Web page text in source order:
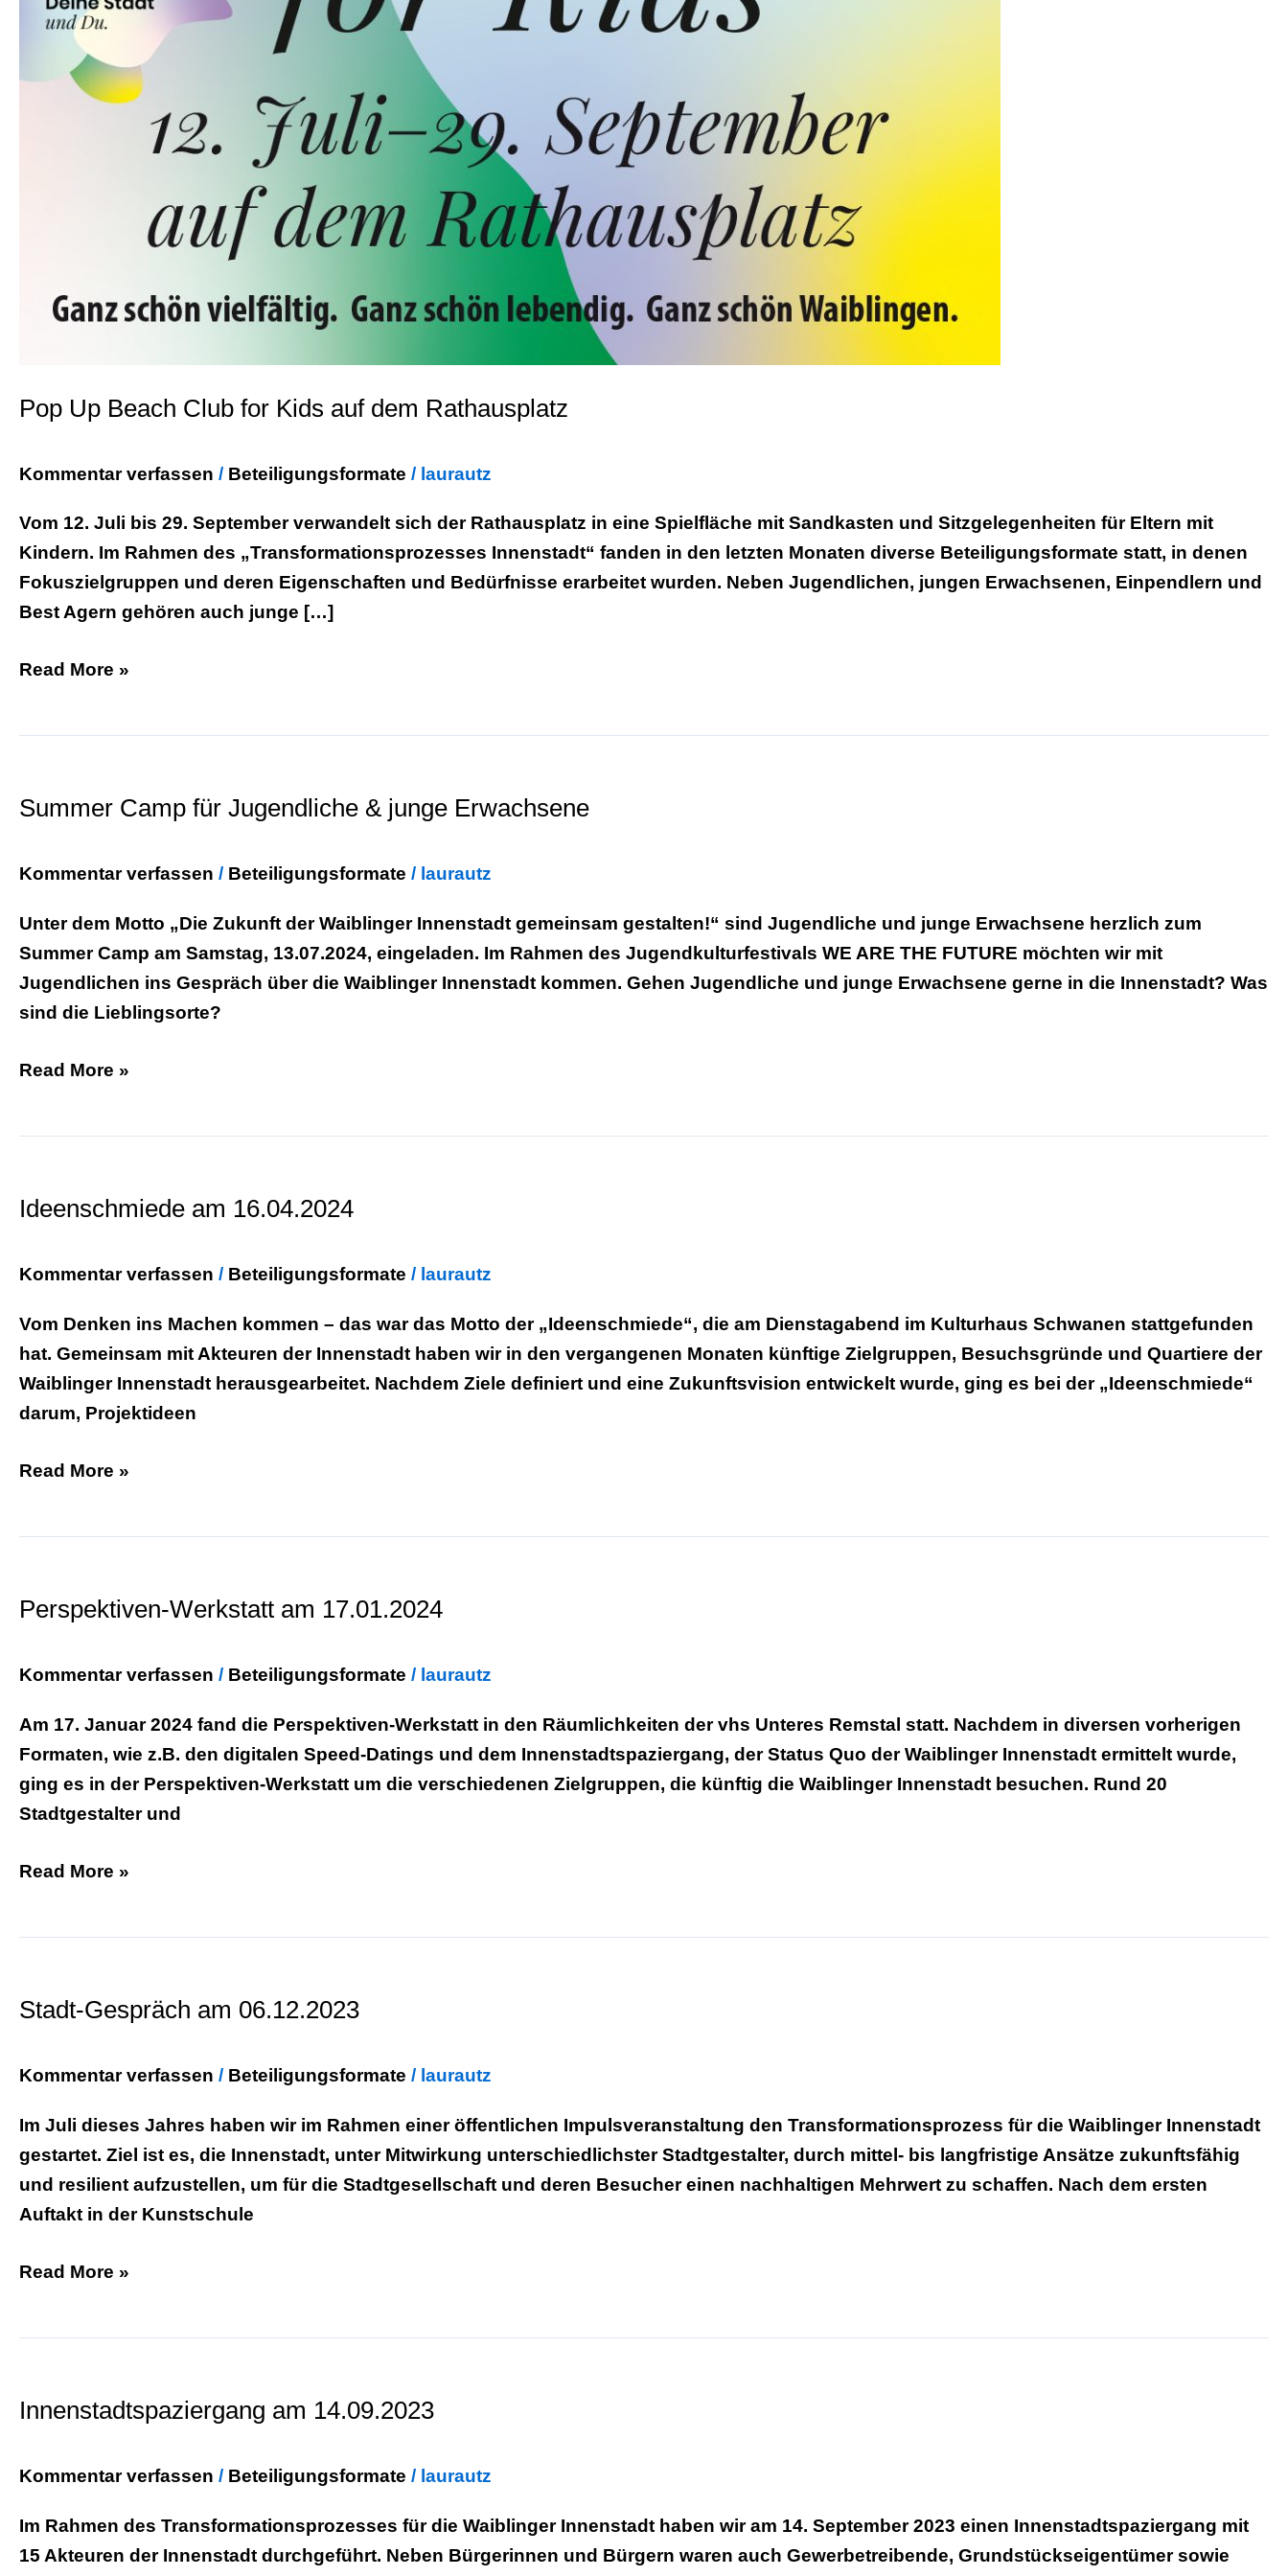
Pop Up Beach Club for Kids auf dem Rathausplatz
Kommentar verfassen / Beteiligungsformate / laurautz
Vom 12. Juli bis 29. September verwandelt sich der Rathausplatz in eine Spielfläche mit Sandkasten und Sitzgelegenheiten für Eltern mit
Kindern. Im Rahmen des „Transformationsprozesses Innenstadt“ fanden in den letzten Monaten diverse Beteiligungsformate statt, in denen
Fokuszielgruppen und deren Eigenschaften und Bedürfnisse erarbeitet wurden. Neben Jugendlichen, jungen Erwachsenen, Einpendlern und
Best Agern gehören auch junge […]
Read More »
Summer Camp für Jugendliche & junge Erwachsene
Kommentar verfassen / Beteiligungsformate / laurautz
Unter dem Motto „Die Zukunft der Waiblinger Innenstadt gemeinsam gestalten!“ sind Jugendliche und junge Erwachsene herzlich zum
Summer Camp am Samstag, 13.07.2024, eingeladen. Im Rahmen des Jugendkulturfestivals WE ARE THE FUTURE möchten wir mit
Jugendlichen ins Gespräch über die Waiblinger Innenstadt kommen. Gehen Jugendliche und junge Erwachsene gerne in die Innenstadt? Was
sind die Lieblingsorte?
für
&
Erwachsene
Read More »
Ideenschmiede am 16.04.2024
Kommentar verfassen / Beteiligungsformate / laurautz
Vom Denken ins Machen kommen – das war das Motto der „Ideenschmiede“, die am Dienstagabend im Kulturhaus Schwanen stattgefunden
hat. Gemeinsam mit Akteuren der Innenstadt haben wir in den vergangenen Monaten künftige Zielgruppen, Besuchsgründe und Quartiere der
Waiblinger Innenstadt herausgearbeitet. Nachdem Ziele definiert und eine Zukunftsvision entwickelt wurde, ging es bei der „Ideenschmiede“
darum, Projektideen
16.04.2024
Read More »
Perspektiven-Werkstatt am 17.01.2024
Kommentar verfassen / Beteiligungsformate / laurautz
Am 17. Januar 2024 fand die Perspektiven-Werkstatt in den Räumlichkeiten der vhs Unteres Remstal statt. Nachdem in diversen vorherigen
Formaten, wie z.B. den digitalen Speed-Datings und dem Innenstadtspaziergang, der Status Quo der Waiblinger Innenstadt ermittelt wurde,
ging es in der Perspektiven-Werkstatt um die verschiedenen Zielgruppen, die künftig die Waiblinger Innenstadt besuchen. Rund 20
Stadtgestalter und
am
Read More »
Stadt-Gespräch am 06.12.2023
Kommentar verfassen / Beteiligungsformate / laurautz
Im Juli dieses Jahres haben wir im Rahmen einer öffentlichen Impulsveranstaltung den Transformationsprozess für die Waiblinger Innenstadt
gestartet. Ziel ist es, die Innenstadt, unter Mitwirkung unterschiedlichster Stadtgestalter, durch mittel- bis langfristige Ansätze zukunftsfähig
und resilient aufzustellen, um für die Stadtgesellschaft und deren Besucher einen nachhaltigen Mehrwert zu schaffen. Nach dem ersten
Auftakt in der Kunstschule
am
Read More »
Innenstadtspaziergang am 14.09.2023
Kommentar verfassen / Beteiligungsformate / laurautz
Im Rahmen des Transformationsprozesses für die Waiblinger Innenstadt haben wir am 14. September 2023 einen Innenstadtspaziergang mit
15 Akteuren der Innenstadt durchgeführt. Neben Bürgerinnen und Bürgern waren auch Gewerbetreibende, Grundstückseigentümer sowie
14.09.2023